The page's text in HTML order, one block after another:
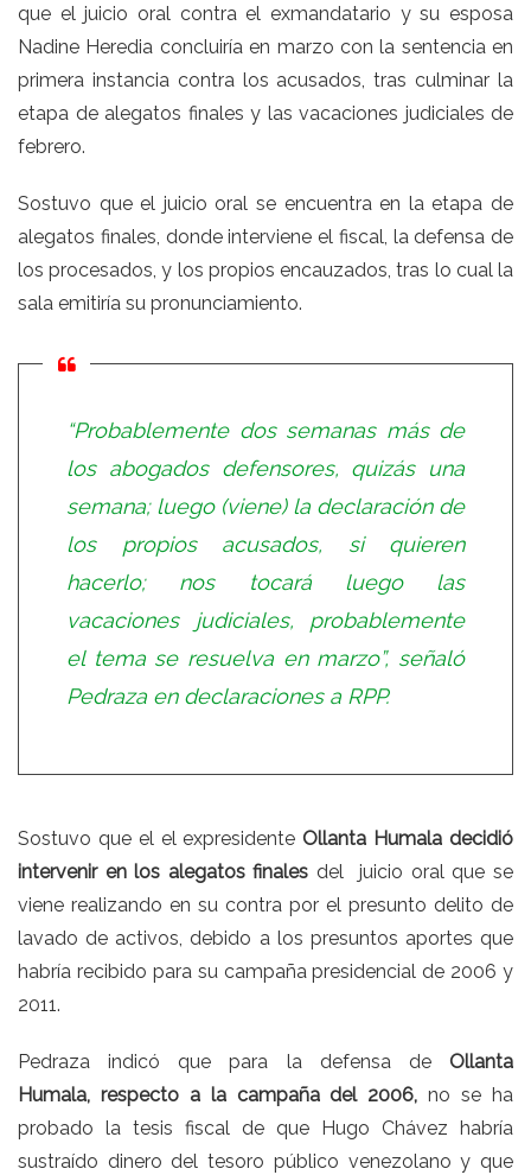
que el juicio oral contra el exmandatario y su esposa
Nadine Heredia concluiría en marzo con la sentencia en
primera instancia contra los acusados, tras culminar la
etapa de alegatos finales y las vacaciones judiciales de
febrero.
Sostuvo que el juicio oral se encuentra en la etapa de
alegatos finales, donde interviene el fiscal, la defensa de
los procesados, y los propios encauzados, tras lo cual la
sala emitiría su pronunciamiento.
“Probablemente dos semanas más de
los abogados defensores, quizás una
semana;luego (viene) la declaración de
los propios acusados, si quieren
hacerlo; nos tocará luego las
vacaciones judiciales, probablemente
el tema se resuelva en marzo”, señaló
Pedraza en declaraciones a RPP.
Sostuvo que el el expresidente Ollanta Humala decidió
intervenir en los alegatos finales del juicio oral que se
viene realizando en su contra por el presunto delito de
lavado de activos, debido a los presuntos aportes que
habría recibido para su campaña presidencial de 2006 y
2011.
Pedraza indicó que para la defensa de Ollanta
Humala, respecto a la campaña del 2006,no se ha
probado la tesis fiscal de que Hugo Chávez habría
sustraído dinero del tesoro público venezolano y que